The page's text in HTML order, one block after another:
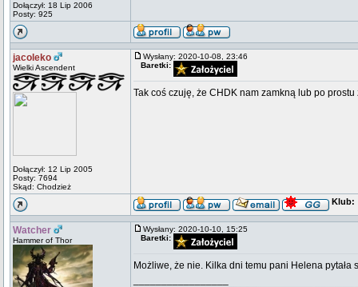
Dołączył: 18 Lip 2006
Posty: 925
jacoleko
Wielki Ascendent
Dołączył: 12 Lip 2005
Posty: 7694
Skąd: Chodzież
Wysłany: 2020-10-08, 23:46
Baretki:
Tak coś czuję, że CHDK nam zamkną lub po
Klub:
Watcher
Hammer of Thor
Wysłany: 2020-10-10, 15:25
Baretki:
Możliwe, że nie. Kilka dni temu pani Helena